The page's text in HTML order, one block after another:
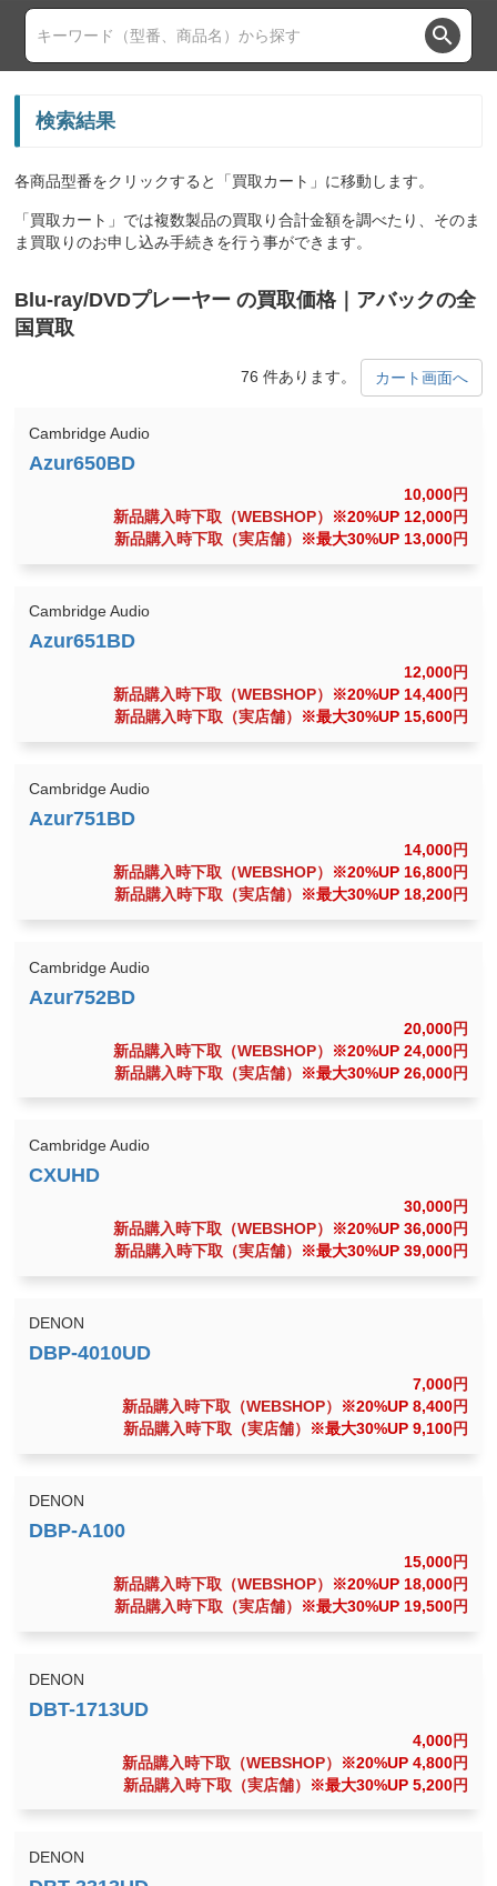
search
検索結果
各商品型番をクリックすると「買取カート」に移動します。
「買取カート」では複数製品の買取り合計金額を調べたり、そのま
ま買取りのお申し込み手続きを行う事ができます。
Blu-ray/DVDプレーヤー の買取価格｜アバックの全
国買取
76 件あります。 カート画面へ
Cambridge Audio
10,000円
新品購入時下取（WEBSHOP）
※20%UP 12,000円
新品購入時下取（実店舗）
※最大30%UP 13,000円
Cambridge Audio
12,000円
新品購入時下取（WEBSHOP）
※20%UP 14,400円
新品購入時下取（実店舗）
※最大30%UP 15,600円
Cambridge Audio
14,000円
新品購入時下取（WEBSHOP）
※20%UP 16,800円
新品購入時下取（実店舗）
※最大30%UP 18,200円
Cambridge Audio
20,000円
新品購入時下取（WEBSHOP）
※20%UP 24,000円
新品購入時下取（実店舗）
※最大30%UP 26,000円
Cambridge Audio
30,000円
新品購入時下取（WEBSHOP）
※20%UP 36,000円
新品購入時下取（実店舗）
※最大30%UP 39,000円
DENON
7,000円
新品購入時下取（WEBSHOP）
※20%UP 8,400円
新品購入時下取（実店舗）
※最大30%UP 9,100円
DENON
15,000円
新品購入時下取（WEBSHOP）
※20%UP 18,000円
新品購入時下取（実店舗）
※最大30%UP 19,500円
DENON
4,000円
新品購入時下取（WEBSHOP）
※20%UP 4,800円
新品購入時下取（実店舗）
※最大30%UP 5,200円
DENON